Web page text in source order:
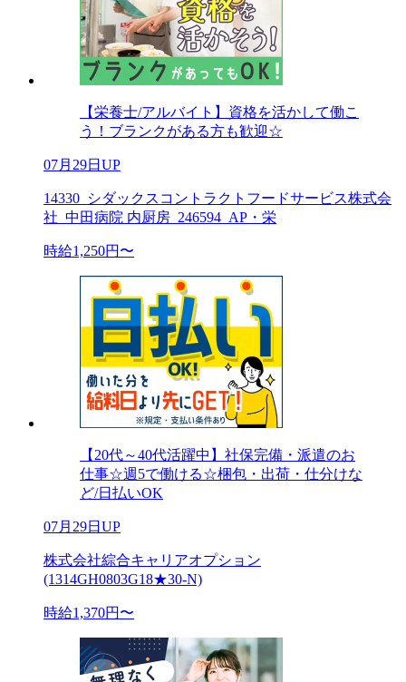
【栄養士/アルバイト】資格を活かして働こ
う！ブランクがある方も歓迎☆
07月29日UP
14330_シダックスコントラクトフードサービス株式会
社_中田病院 内厨房_246594_AP・栄
時給1,250円〜
【20代～40代活躍中】社保完備・派遣のお
仕事☆週5で働ける☆梱包・出荷・仕分けな
ど/日払いOK
07月29日UP
株式会社綜合キャリアオプション
(1314GH0803G18★30-N)
時給1,370円〜